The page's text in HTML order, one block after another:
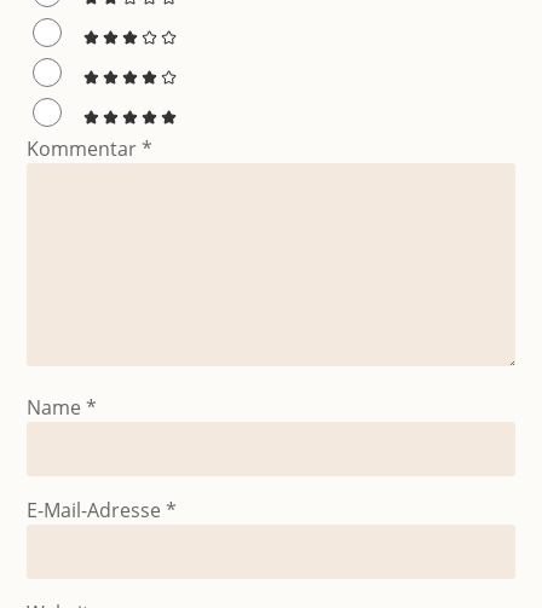
Kommentar*
Name*
E-Mail-Adresse*